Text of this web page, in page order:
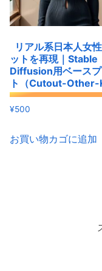
リアル系日本人女
ットを再現｜Stable
Diffusion用ベース
ト（Cutout-Other-
¥500
お買い物カゴに追加